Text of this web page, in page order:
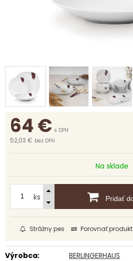
64€ s DPH
52,03 € bez DPH
Na sklade
ks Pridať
Strážny pes Porovnať produkt
Výrobca:
BERLINGERHAUS